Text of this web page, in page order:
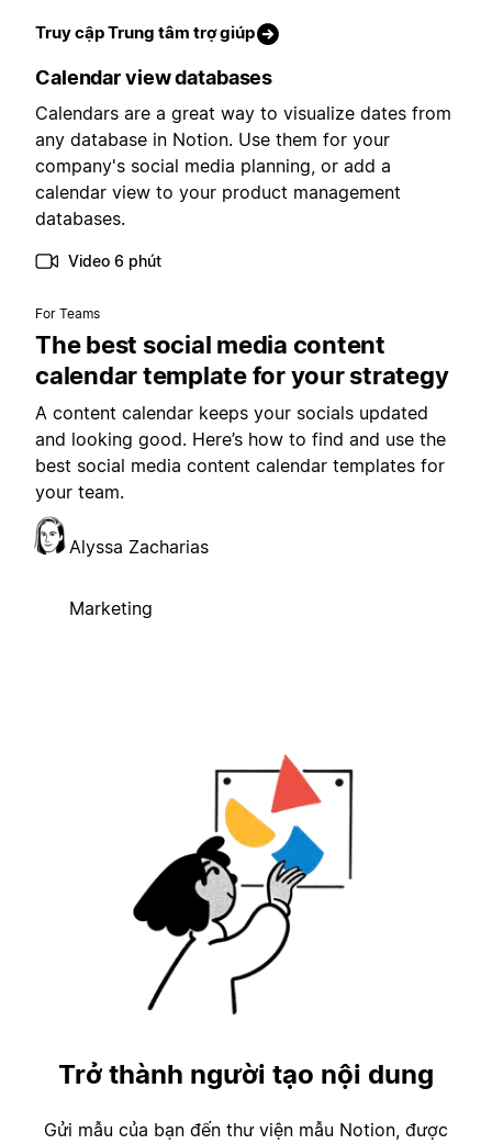
Truy cập Trung tâm trợ giúp
Calendar view databases
Calendars are a great way to visualize dates from
any database in Notion. Use them for your
company's social media planning, or add a
calendar view to your product management
databases.
Video 6 phút
For Teams
The best social media content
calendar template for your strategy
A content calendar keeps your socials updated
and looking good. Here’s how to find and use the
best social media content calendar templates for
your team.
Alyssa Zacharias
Marketing
Trở thành người tạo nội dung
Gửi mẫu của bạn đến thư viện mẫu Notion, được